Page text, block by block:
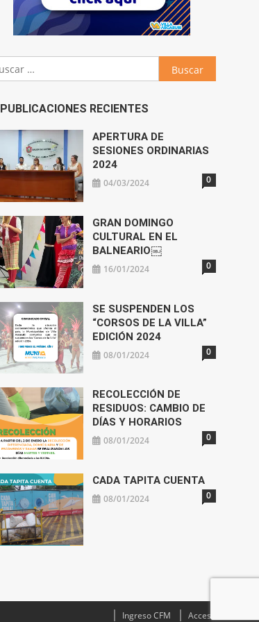
Buscar:
PUBLICACIONES RECIENTES
APERTURA DE
SESIONES ORDINARIAS
2024
04/03/2024 0
GRAN DOMINGO
CULTURAL EN EL
BALNEARIO￼
16/01/2024 0
SE SUSPENDEN LOS
“CORSOS DE LA VILLA”
EDICIÓN 2024
08/01/2024 0
RECOLECCIÓN DE
RESIDUOS: CAMBIO DE
DÍAS Y HORARIOS
08/01/2024 0
CADA TAPITA CUENTA
08/01/2024 0
Ingreso CFM Acceso